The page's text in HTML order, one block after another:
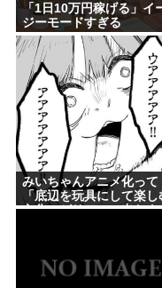
「1日10万円稼げる」イ
ジーモードすぎる
みいちゃんアニメ化って
「底辺を玩具にして楽し
文化」がリアルに出たよ